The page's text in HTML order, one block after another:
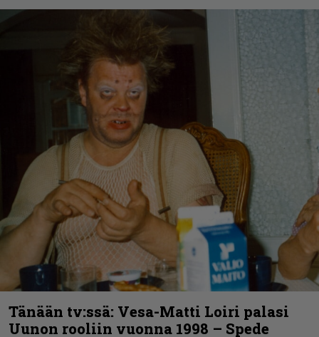
Tänään tv:ssä: Vesa-Matti Loiri palasi
Uunon rooliin vuonna 1998 – Spede